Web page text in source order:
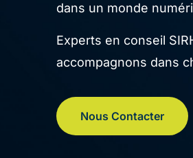
dans un monde
Experts en conseil
accompagnons dans
Nous Contacter